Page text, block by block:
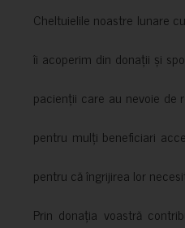
Cheltuielile noastre lunare
îi acoperim din donații și
pacienții care au nevoie de
pentru mulți beneficiari
pentru că îngrijirea lor
Prin donația voastră